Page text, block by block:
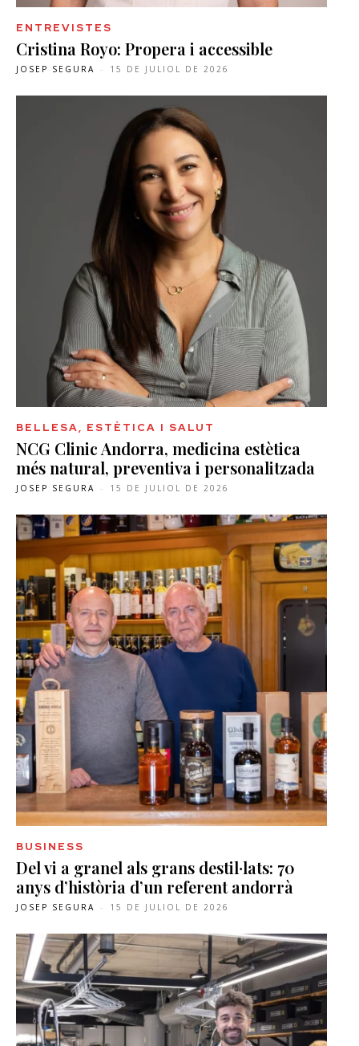
ENTREVISTES
Cristina Royo: Propera i accessible
JOSEP SEGURA - 15 DE JULIOL DE 2026
BELLESA, ESTÈTICA I SALUT
NCG Clinic Andorra, medicina estètica
més natural, preventiva i personalitzada
JOSEP SEGURA - 15 DE JULIOL DE 2026
BUSINESS
Del vi a granel als grans destil·lats: 70
anys d’història d’un referent andorrà
JOSEP SEGURA - 15 DE JULIOL DE 2026